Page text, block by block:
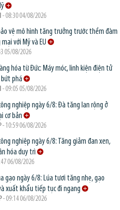
- 08:30 04/08/2026
vệ mô hình tăng trưởng trước thềm đàm
với Mỹ và EU
05/08/2026
hóa từ Đức: Máy móc, linh kiện điện tử
phá
- 09:05 05/08/2026
nghiệp ngày 6/8: Đà tăng lan rộng ở
cơ bản
- 10:59 06/08/2026
nghiệp ngày 6/8: Tăng giảm đan xen,
hóa duy trì
06/08/2026
gạo ngày 6/8: Lúa tươi tăng nhẹ, gạo
xuất khẩu tiếp tục đi ngang
- 09:14 06/08/2026